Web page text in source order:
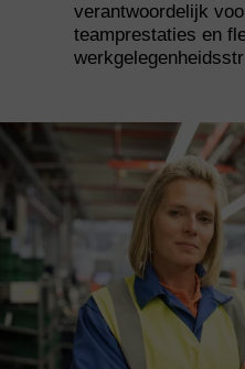
verantwoordelijk
teamprestaties en